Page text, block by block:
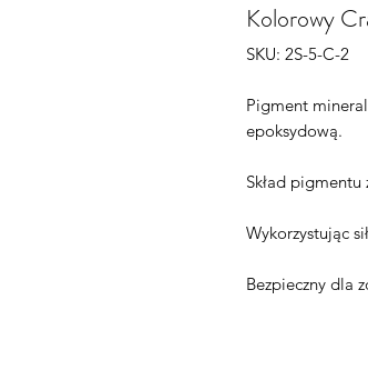
Kolorowy
SKU: 2S-5-C-2
Pigment
epoksydową.
Skład
Wykorzystując
Bezpieczny dla